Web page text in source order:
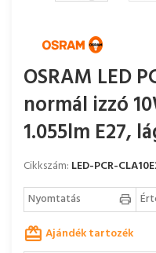
OSRAM LED
normál izzó
1.055lm E27,
Cikkszám: LED-PCR-
Nyomtatás
Ajándék tartozék